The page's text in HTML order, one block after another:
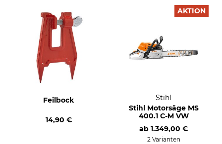
Feilbock
14,90 €
AKTION
Stihl
Stihl Motorsäge MS
400.1 C-M VW
ab 1.349,00 €
2 Varianten